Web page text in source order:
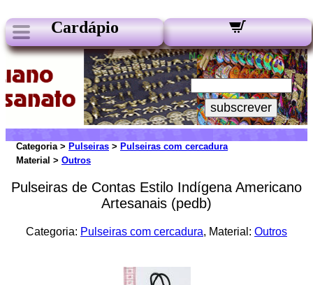
Cardápio
Nossos Boletins:
Seu e-mail:
subscrever
Categoria > Pulseiras > Pulseiras com cercadura
Material > Outros
Pulseiras de Contas Estilo Indígena Americano
Artesanais (pedb)
Categoria: Pulseiras com cercadura, Material: Outros